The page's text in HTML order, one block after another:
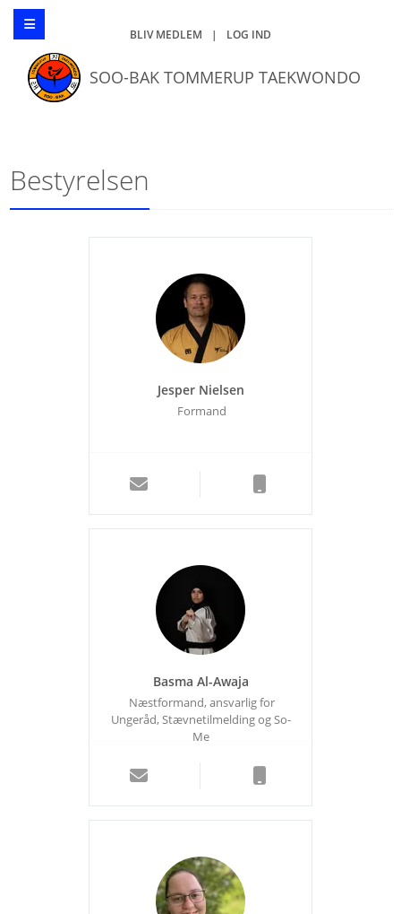
BLIV MEDLEM | LOG IND
SOO-BAK TOMMERUP TAEKWONDO
Bestyrelsen
Jesper Nielsen
Formand
Basma Al-Awaja
Næstformand, ansvarlig for
Ungeråd, Stævnetilmelding og So-
Me